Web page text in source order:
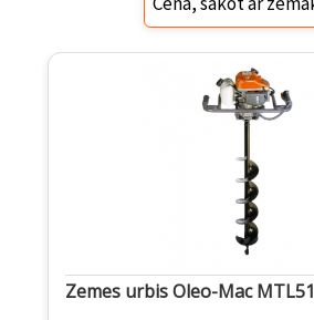
Zemes urbis Oleo-Mac MTL51